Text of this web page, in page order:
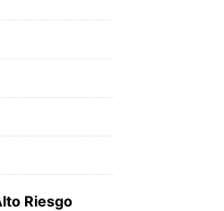
Riesgo